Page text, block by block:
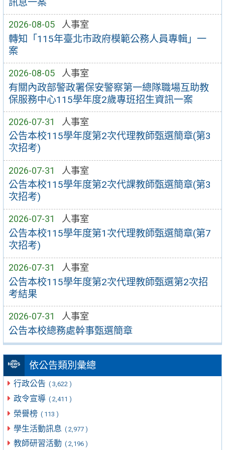
2026-08-05 人事室
轉知「115年臺北市政府模範公務人員專輯」一
案
2026-08-05 人事室
有關內政部警政署保安警察第一總隊職場互助教
保服務中心115學年度2歲專班招生資訊一案
2026-07-31 人事室
公告本校115學年度第2次代理教師甄選簡章(第3
次招考)
2026-07-31 人事室
公告本校115學年度第2次代課教師甄選簡章(第3
次招考)
2026-07-31 人事室
公告本校115學年度第1次代理教師甄選簡章(第7
次招考)
2026-07-31 人事室
公告本校115學年度第2次代理教師甄選第2次招
考結果
2026-07-31 人事室
公告本校總務處幹事甄選簡章
依公告類別彙總
行政公告 ( 3,622 )
政令宣導 ( 2,411 )
榮譽榜 ( 113 )
學生活動訊息 ( 2,977 )
教師研習活動 ( 2,196 )